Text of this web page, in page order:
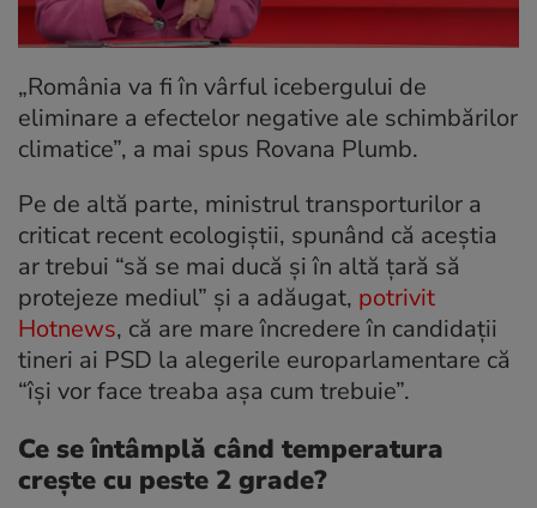
„România va fi în vârful icebergului de
eliminare a efectelor negative ale schimbărilor
climatice”, a mai spus Rovana Plumb.
Pe de altă parte, ministrul transporturilor a
criticat recent ecologiștii, spunând că aceștia
ar trebui “să se mai ducă şi în altă ţară să
protejeze mediul” și a adăugat, potrivit
Hotnews, că are mare încredere în candidaţii
tineri ai PSD la alegerile europarlamentare că
“îşi vor face treaba aşa cum trebuie”.
Ce se întâmplă când temperatura
crește cu peste 2 grade?